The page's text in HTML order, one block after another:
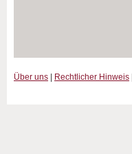
Über uns Rechtlicher Hinweis